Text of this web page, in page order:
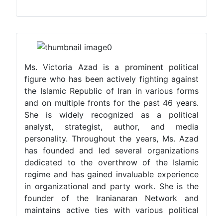
Ms. Victoria Azad is a prominent political
figure who has been actively fighting against
the Islamic Republic of Iran in various forms
and on multiple fronts for the past 46 years.
She is widely recognized as a political
analyst, strategist, author, and media
personality. Throughout the years, Ms. Azad
has founded and led several organizations
dedicated to the overthrow of the Islamic
regime and has gained invaluable experience
in organizational and party work. She is the
founder of the Iranianaran Network and
maintains active ties with various political